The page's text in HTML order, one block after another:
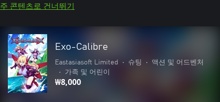
주 콘텐츠로 건너뛰기
Exo-Calibre
Eastasiasoft Limited • 슈팅 •
액션 및 어드벤처
•
가족 및 어린이
₩8,000